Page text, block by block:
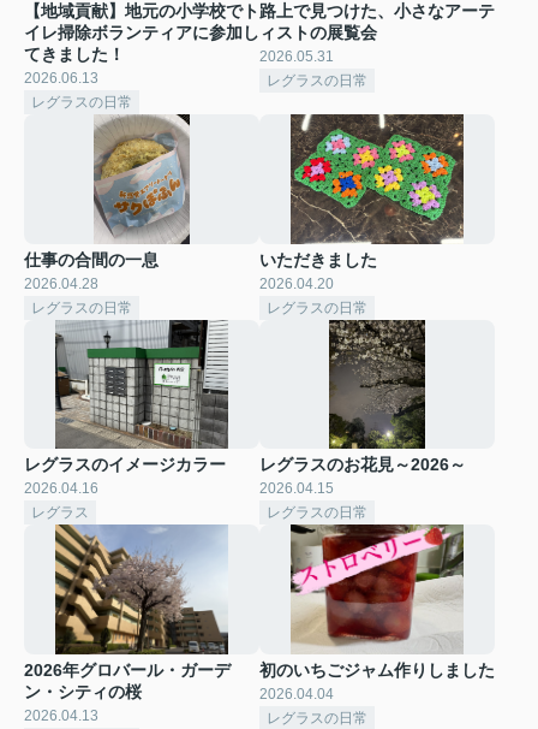
【地域貢献】地元の小学校でト
イレ掃除ボランティアに参加し
てきました！
2026.06.13
レグラスの日常
路上で見つけた、小さなアーテ
ィストの展覧会
2026.05.31
レグラスの日常
仕事の合間の一息
2026.04.28
レグラスの日常
いただきました
2026.04.20
レグラスの日常
レグラスのイメージカラー
2026.04.16
レグラス
レグラスのお花見～2026～
2026.04.15
レグラスの日常
2026年グロバール・ガーデ
ン・シティの桜
2026.04.13
初のいちごジャム作りしました
2026.04.04
レグラスの日常